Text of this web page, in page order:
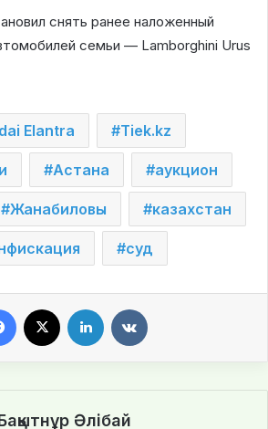
снять ранее наложенный
семьи — Lamborghini Urus
Elantra Tiek.kz
Астана аукцион
Жанабиловы казахстан
суд
Әлібай